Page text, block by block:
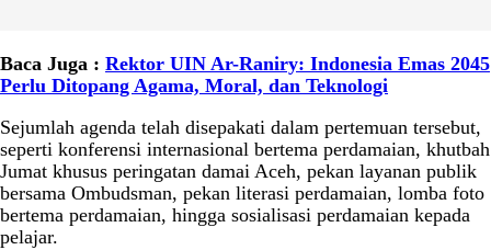
Baca Juga : Rektor UIN Ar-Raniry: Indonesia Emas 2045
Perlu Ditopang Agama, Moral, dan Teknologi
Sejumlah agenda telah disepakati dalam pertemuan tersebut,
seperti konferensi internasional bertema perdamaian, khutbah
Jumat khusus peringatan damai Aceh, pekan layanan publik
bersama Ombudsman, pekan literasi perdamaian, lomba foto
bertema perdamaian, hingga sosialisasi perdamaian kepada
pelajar.